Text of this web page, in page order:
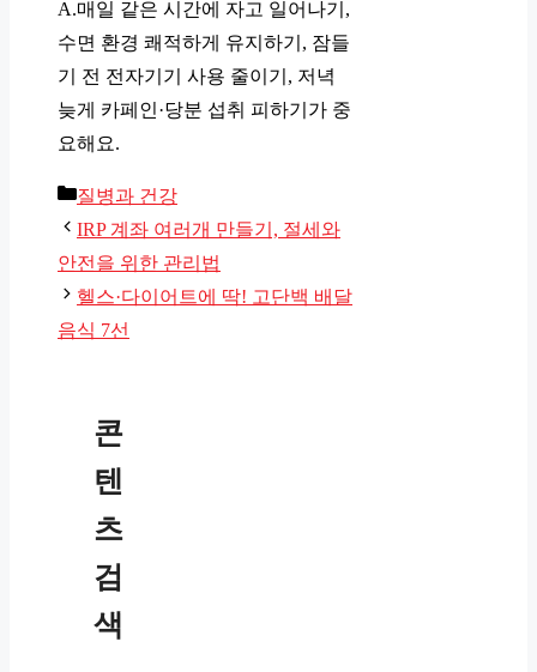
A.매일 같은 시간에 자고 일어나기,
수면 환경 쾌적하게 유지하기, 잠들
기 전 전자기기 사용 줄이기, 저녁
늦게 카페인·당분 섭취 피하기가 중
요해요.
카
테
고
리
질병과 건강
IRP 계좌 여러개 만들기, 절세와
안전을 위한 관리법
헬스·다이어트에 딱! 고단백 배달
음식 7선
콘
텐
츠
검
색